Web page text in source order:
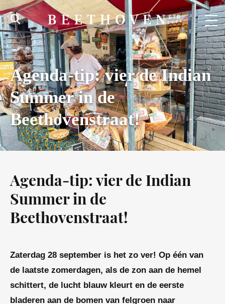
Agenda-tip: vier de Indian
Summer in de
Beethovenstraat!
Agenda-tip: vier de Indian
Summer in de
Beethovenstraat!
Zaterdag 28 september is het zo ver! Op één van
de laatste zomerdagen, als de zon aan de hemel
schittert, de lucht blauw kleurt en de eerste
bladeren aan de bomen van felgroen naar